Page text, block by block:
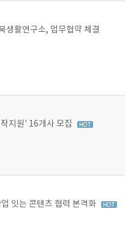
생활연구소, 업무협약 체결
지원' 16개사 모집
잇는 콘텐츠 협력 본격화